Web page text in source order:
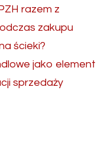
razem z
zakupu
ścieki?
jako element
sprzedaży